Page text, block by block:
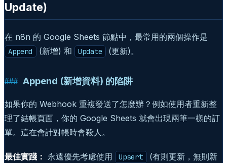
Update)
在 n8n 的 Google Sheets 節點中，最常用的兩個操作是
Append (新增) 和 Update (更新)。
Append (新增資料) 的陷阱
如果你的 Webhook 重複發送了怎麼辦？例如使用者重新整
理了結帳頁面，你的 Google Sheets 就會出現兩筆一樣的訂
單。這在會計對帳時會殺人。
最佳實踐： 永遠優先考慮使用 Upsert
(有則更新，無則新